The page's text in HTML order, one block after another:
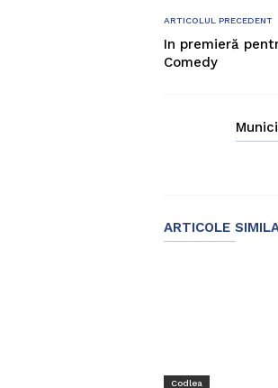
ARTICOLUL PRECEDENT
In premieră
Comedy
ARTICOLE
Codlea